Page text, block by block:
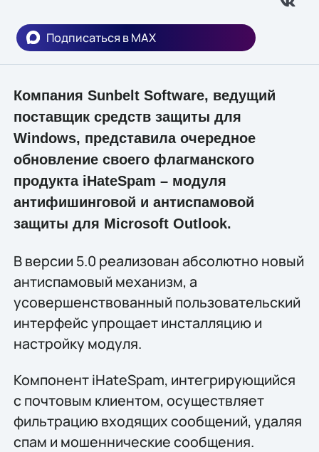
Подписаться в MAX
Компания Sunbelt Software, ведущий
поставщик средств защиты для
Windows, представила очередное
обновление своего флагманского
продукта iHateSpam – модуля
антифишинговой и антиспамовой
защиты для Microsoft Outlook.
В версии 5.0 реализован абсолютно новый
антиспамовый механизм, а
усовершенствованный пользовательский
интерфейс упрощает инсталляцию и
настройку модуля.
Компонент iHateSpam, интегрирующийся
с почтовым клиентом, осуществляет
фильтрацию входящих сообщений, удаляя
спам и мошеннические сообщения.